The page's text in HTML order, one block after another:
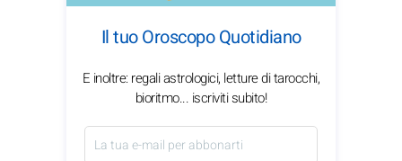
Il tuo Oroscopo Quotidiano
E inoltre: regali astrologici, letture di tarocchi,
bioritmo... iscriviti subito!